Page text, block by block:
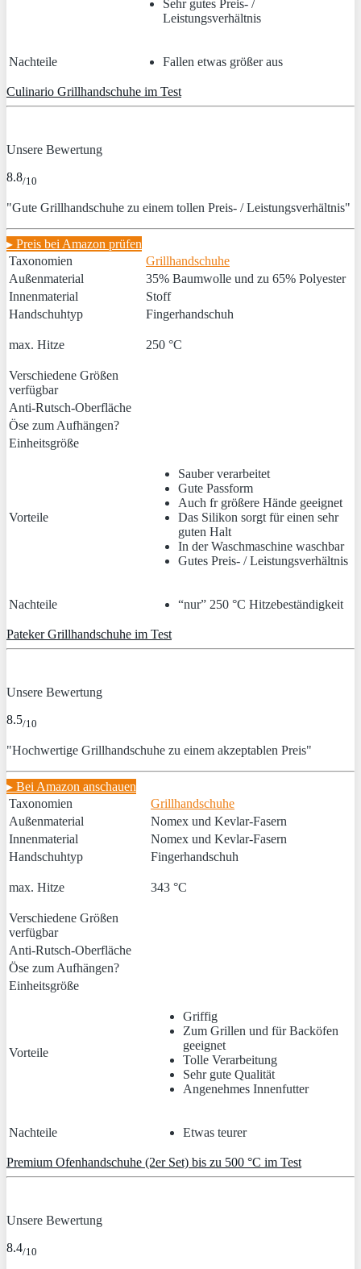
Sehr gutes Preis- /
Leistungsverhältnis
Nachteile Fallen etwas größer aus
Culinario Grillhandschuhe im Test
Unsere Bewertung
8.8/10
"Gute Grillhandschuhe zu einem tollen Preis- / Leistungsverhältnis"
▸ Preis bei Amazon prüfen
Taxonomien
Grillhandschuhe
Außenmaterial
35% Baumwolle und zu 65% Polyester
Innenmaterial
Stoff
Handschuhtyp
Fingerhandschuh
max. Hitze 250 °C
Verschiedene Größen
verfügbar
Anti-Rutsch-Oberfläche
Öse zum Aufhängen?
Einheitsgröße
Vorteile
Sauber verarbeitet
Gute Passform
Auch fr größere Hände geeignet
Das Silikon sorgt für einen sehr
guten Halt
In der Waschmaschine waschbar
Gutes Preis- / Leistungsverhältnis
Nachteile “nur” 250 °C Hitzebeständigkeit
Pateker Grillhandschuhe im Test
Unsere Bewertung
8.5/10
"Hochwertige Grillhandschuhe zu einem akzeptablen Preis"
▸ Bei Amazon anschauen
Taxonomien
Grillhandschuhe
Außenmaterial
Nomex und Kevlar-Fasern
Innenmaterial
Nomex und Kevlar-Fasern
Handschuhtyp
Fingerhandschuh
max. Hitze 343 °C
Verschiedene Größen
verfügbar
Anti-Rutsch-Oberfläche
Öse zum Aufhängen?
Einheitsgröße
Vorteile
Griffig
Zum Grillen und für Backöfen
geeignet
Tolle Verarbeitung
Sehr gute Qualität
Angenehmes Innenfutter
Nachteile Etwas teurer
Premium Ofenhandschuhe (2er Set) bis zu 500 °C im Test
Unsere Bewertung
8.4/10